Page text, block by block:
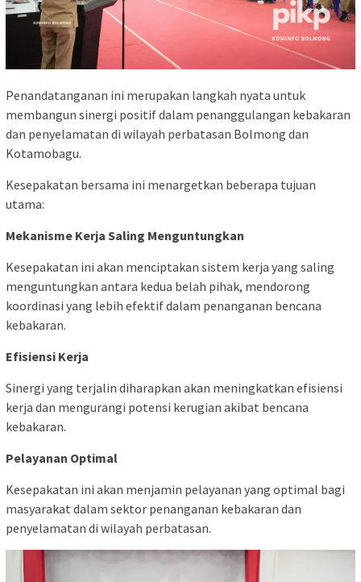
Penandatanganan ini merupakan langkah nyata untuk
membangun sinergi positif dalam penanggulangan kebakaran
dan penyelamatan di wilayah perbatasan Bolmong dan
Kotamobagu.
Kesepakatan bersama ini menargetkan beberapa tujuan
utama:
Mekanisme Kerja Saling Menguntungkan
Kesepakatan ini akan menciptakan sistem kerja yang saling
menguntungkan antara kedua belah pihak, mendorong
koordinasi yang lebih efektif dalam penanganan bencana
kebakaran.
Efisiensi Kerja
Sinergi yang terjalin diharapkan akan meningkatkan efisiensi
kerja dan mengurangi potensi kerugian akibat bencana
kebakaran.
Pelayanan Optimal
Kesepakatan ini akan menjamin pelayanan yang optimal bagi
masyarakat dalam sektor penanganan kebakaran dan
penyelamatan di wilayah perbatasan.